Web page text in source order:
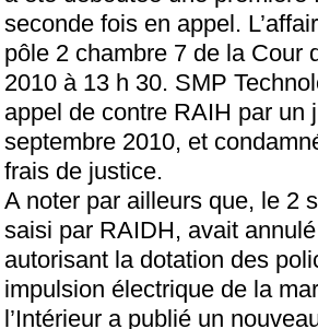
seconde fois en appel.
pôle 2 chambre 7 de la Cour
2010 à 13 h 30. SMP
appel de contre RAIH par un
septembre 2010, et
frais de justice.
A noter par ailleurs que, le 2
saisi par RAIDH, avait
autorisant la dotation des
impulsion électrique de la
l’Intérieur a publié un